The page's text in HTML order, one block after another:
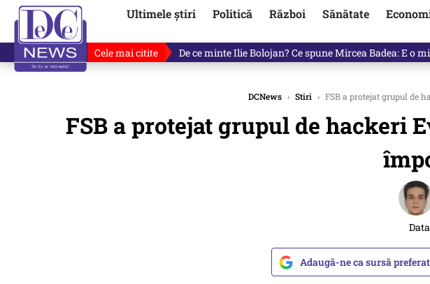
Ultimele știri Politică Război Sănătate
Cele mai citite De ce minte Ilie Bolojan? Ce spune Mircea Badea: E o
DCNews › Stiri › FSB a protejat grupul de
FSB a protejat grupul de hackeri
Adaugă-ne ca sursă